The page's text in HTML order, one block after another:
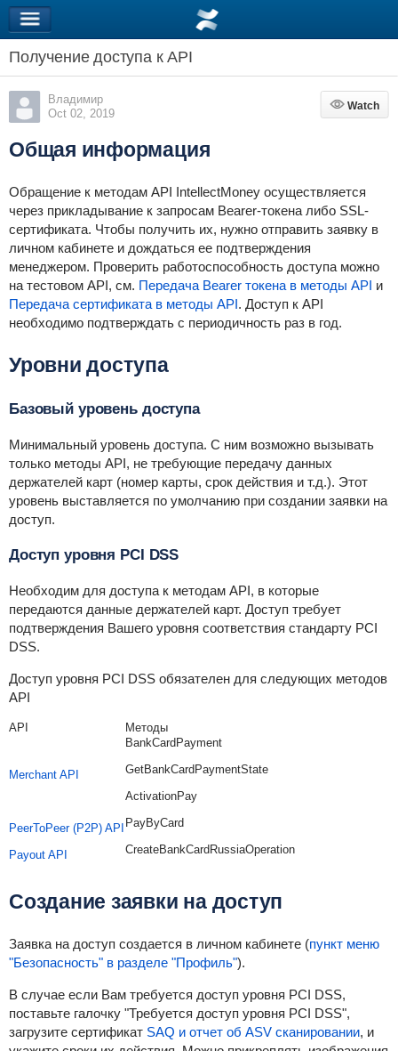
Получение доступа к API
Владимир
Oct 02, 2019
Watch
Watch
Общая информация
Обращение к методам API IntellectMoney осуществляется
через прикладывание к запросам Bearer-токена либо SSL-
сертификата. Чтобы получить их, нужно отправить заявку в
личном кабинете и дождаться ее подтверждения
менеджером. Проверить работоспособность доступа можно
на тестовом API, см. Передача Bearer токена в методы API и
Передача сертификата в методы API. Доступ к API
необходимо подтверждать с периодичность раз в год.
Уровни доступа
Базовый уровень доступа
Минимальный уровень доступа. С ним возможно вызывать
только методы API, не требующие передачу данных
держателей карт (номер карты, срок действия и т.д.). Этот
уровень выставляется по умолчанию при создании заявки на
доступ.
Доступ уровня PCI DSS
Необходим для доступа к методам API, в которые
передаются данные держателей карт. Доступ требует
подтверждения Вашего уровня соответствия стандарту PCI
DSS.
Доступ уровня PCI DSS обязателен для следующих методов
API
API Методы
Merchant API
BankCardPayment
GetBankCardPaymentState
ActivationPay
PeerToPeer (P2P) API PayByCard
Payout API CreateBankCardRussiaOperation
Создание заявки на доступ
Заявка на доступ создается в личном кабинете (пункт меню
"Безопасность" в разделе "Профиль").
В случае если Вам требуется доступ уровня PCI DSS,
поставьте галочку "Требуется доступ уровня PCI DSS",
загрузите сертификат SAQ и отчет об ASV сканировании, и